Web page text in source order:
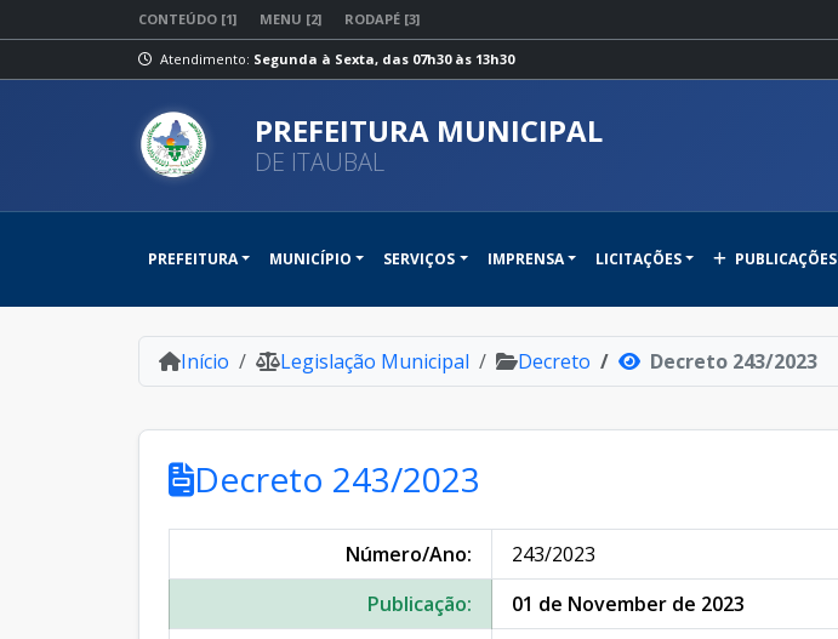
CONTEÚDO [1] MENU [2] RODAPÉ [3]
Atendimento: Segunda à Sexta, das 07h30 às 13h30
PREFEITURA MUNICIPAL
DE ITAUBAL
PREFEITURA MUNICÍPIO SERVIÇOS IMPRENSA LICITAÇÕES PUBLICAÇÕES
Início Legislação Municipal Decreto Decreto 243/2023
Decreto 243/2023
Número/Ano:
243/2023
Publicação:
01 de November de 2023